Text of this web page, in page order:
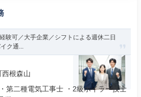
験可／大手企業／シフトによる週休二日
ク通...
根森山
二種電気工事士 ・2級ボイラー技士